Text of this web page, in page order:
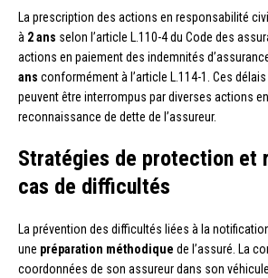
La prescription des actions en responsabilité
à 2 ans selon l’article L.110-4 du Code des
actions en paiement des indemnités
ans conformément à l’article L.114-1. Ces
peuvent être interrompus par diverses actions
reconnaissance de dette de l’assureur.
Stratégies de protection et
cas de difficultés
La prévention des difficultés liées à la
une préparation méthodique de l’assuré. La
coordonnées de son assureur dans son